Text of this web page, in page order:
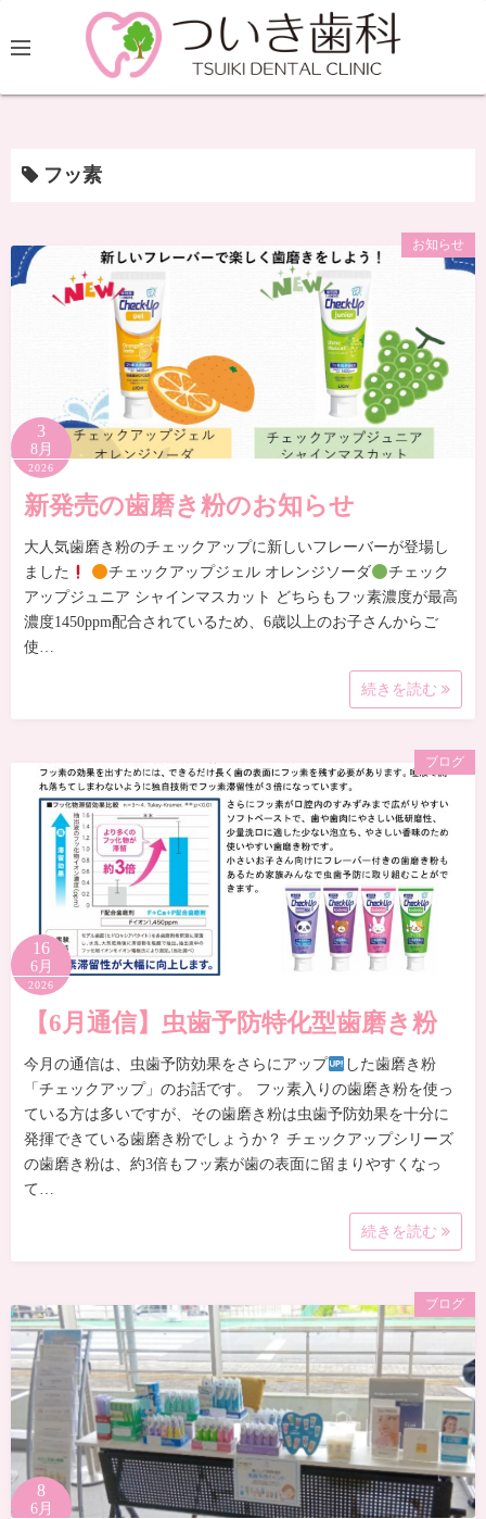
フッ素
お知らせ
3
8月
2026
新発売の歯磨き粉のお知らせ
大人気歯磨き粉のチェックアップに新しいフレーバーが登場し
ました
チェックアップジェル オレンジソーダ
チェック
アップジュニア シャインマスカット どちらもフッ素濃度が最高
濃度1450ppm配合されているため、6歳以上のお子さんからご
使…
続きを読む
ブログ
16
6月
2026
【6月通信】虫歯予防特化型歯磨き粉
今月の通信は、虫歯予防効果をさらにアップ
した歯磨き粉
「チェックアップ」のお話です。 フッ素入りの歯磨き粉を使っ
ている方は多いですが、その歯磨き粉は虫歯予防効果を十分に
発揮できている歯磨き粉でしょうか？ チェックアップシリーズ
の歯磨き粉は、約3倍もフッ素が歯の表面に留まりやすくなっ
て…
続きを読む
ブログ
8
6月